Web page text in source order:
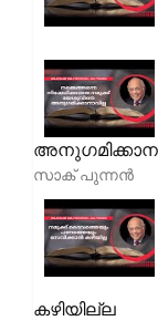
സാക് പുന്നൻ
കഴിയില്ല